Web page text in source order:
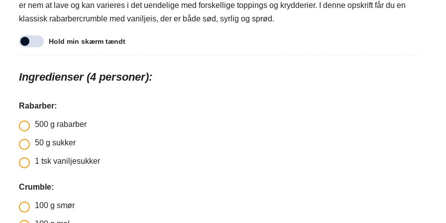
er nem at lave og kan varieres i det uendelige med forskellige toppings og krydderier. I denne opskrift får du en
klassisk rabarbercrumble med vaniljeis, der er både sød, syrlig og sprød.
Hold min skærm tændt
Ingredienser (4 personer):
Rabarber:
500 g rabarber
50 g sukker
1 tsk vaniljesukker
Crumble:
100 g smør